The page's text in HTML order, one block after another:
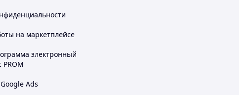
на маркетплейсе
электронный
PROM
Ads